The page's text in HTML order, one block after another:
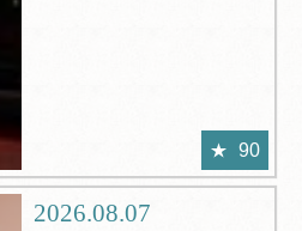
90
2026.08.07